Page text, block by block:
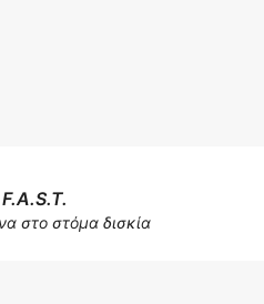
στο στόμα δισκία